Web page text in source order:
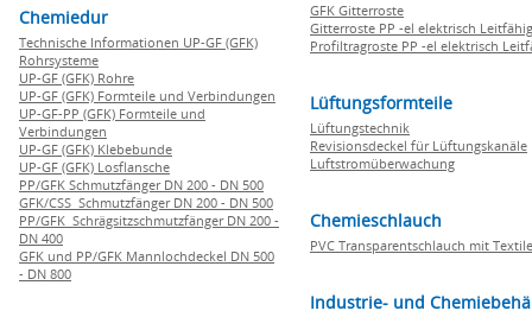
Chemiedur
Technische Informationen UP-GF (GFK)
Rohrsysteme
UP-GF (GFK) Rohre
UP-GF (GFK) Formteile und Verbindungen
UP-GF-PP (GFK) Formteile und
Verbindungen
UP-GF (GFK) Klebebunde
UP-GF (GFK) Losflansche
PP/GFK Schmutzfänger DN 200 - DN 500
GFK/CSS Schmutzfänger DN 200 - DN 500
PP/GFK Schrägsitzschmutzfänger DN 200 -
DN 400
GFK und PP/GFK Mannlochdeckel DN 500
- DN 800
GFK Gitterroste
Gitterroste PP -el elektrisch Leitfähig
Profiltragroste PP -el elektrisch
Lüftungsformteile
Lüftungstechnik
Revisionsdeckel für Lüftungskanäle
Luftstromüberwachung
Chemieschlauch
PVC Transparentschlauch mit
Industrie- und